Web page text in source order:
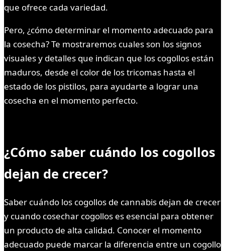
que ofrece cada variedad.
Pero, ¿cómo determinar el momento adecuado para
la cosecha? Te mostraremos cuales son los signos
visuales y detalles que indican que los cogollos están
maduros, desde el color de los tricomas hasta el
estado de los pistilos, para ayudarte a lograr una
cosecha en el momento perfecto.
¿Cómo saber cuándo los cogollos
dejan de crecer?
Saber cuándo los cogollos de cannabis dejan de crecer
y cuando cosechar cogollos es esencial para obtener
un producto de alta calidad. Conocer el momento
adecuado puede marcar la diferencia entre un cogollo